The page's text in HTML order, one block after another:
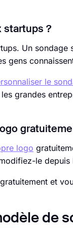
startups ?
Un
gens
le
grandes
logo
le
et
de